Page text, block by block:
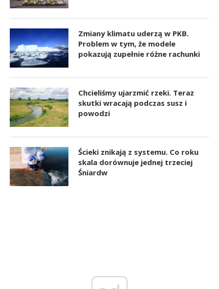
Zmiany klimatu uderzą w PKB.
Problem w tym, że modele
pokazują zupełnie różne rachunki
Chcieliśmy ujarzmić rzeki. Teraz
skutki wracają podczas susz i
powodzi
Ścieki znikają z systemu. Co roku
skala dorównuje jednej trzeciej
Śniardw